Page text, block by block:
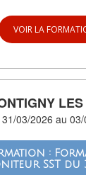
VOIR LA
03/2026 au
:
SST du